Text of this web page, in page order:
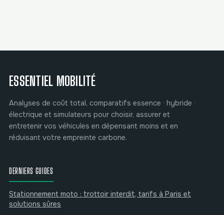
ESSENTIEL MOBILITÉ
Analyses de coût total, comparatifs essence · hybride ·
électrique et simulateurs pour choisir, assurer et
entretenir vos véhicules en dépensant moins et en
réduisant votre empreinte carbone.
DERNIERS GUIDES
Stationnement moto : trottoir interdit, tarifs à Paris et
solutions sûres